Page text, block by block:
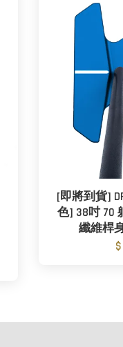
[即將到貨]
色] 38吋 70
纖維桿